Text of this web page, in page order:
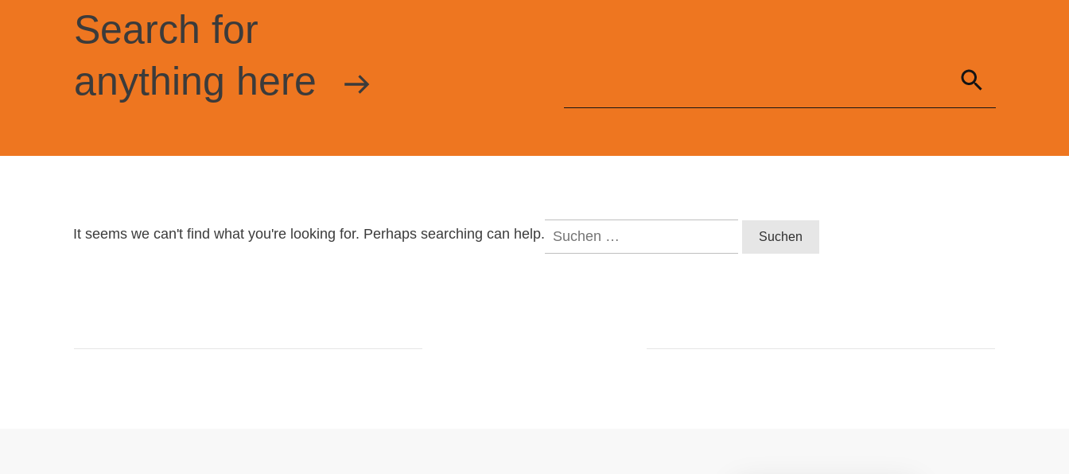
Search for
anything here
It seems we can't find what you're looking for. Perhaps searching can help. Suchen